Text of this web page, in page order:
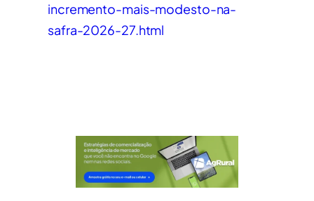
incremento-mais-modesto-na-
safra-2026-27.html